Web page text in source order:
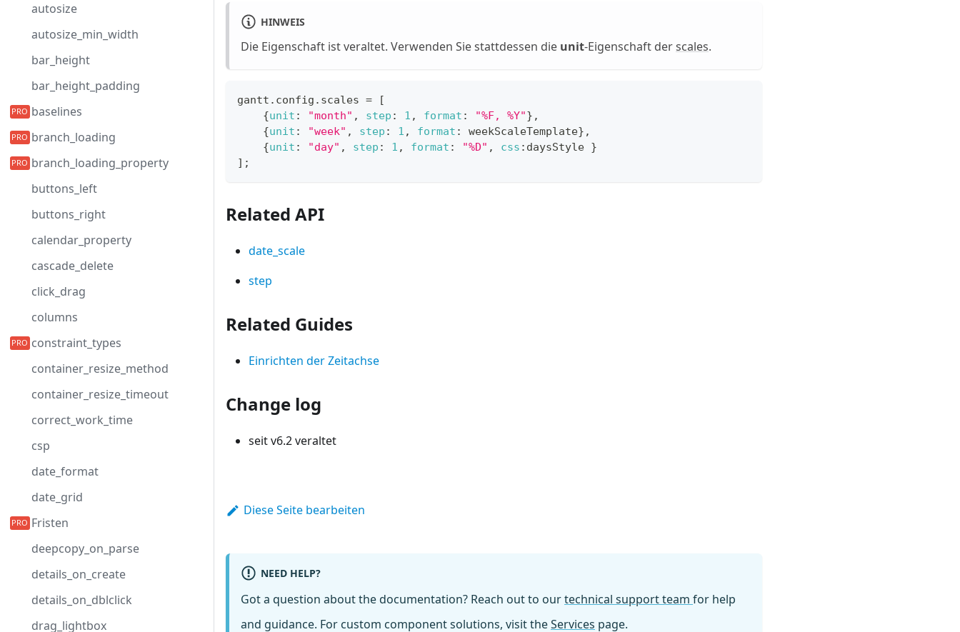
autosize
autosize_min_width
bar_height
bar_height_padding
baselines
branch_loading
branch_loading_property
buttons_left
buttons_right
calendar_property
cascade_delete
click_drag
columns
constraint_types
container_resize_method
container_resize_timeout
correct_work_time
csp
date_format
date_grid
Fristen
deepcopy_on_parse
details_on_create
details_on_dblclick
drag_lightbox
HINWEIS
Die Eigenschaft ist veraltet. Verwenden Sie stattdessen die unit-Eigenschaft derscales.
gantt . config . scales =
[
{unit : "month" , step : 1 , format : "%F, %Y"} ,
{unit : "week" , step : 1 , format : weekScaleTemplate} ,
{unit : "day" , step : 1 , format : "%D" , css : daysStyle }
] ;
Related API
date_scale
step
Related Guides
Einrichten der Zeitachse
Change log
seit v6.2 veraltet
Diese Seite bearbeiten
NEED HELP?
Got a question about the documentation? Reach out to ourtechnical support team for help
and guidance. For custom component solutions, visit theServices page.